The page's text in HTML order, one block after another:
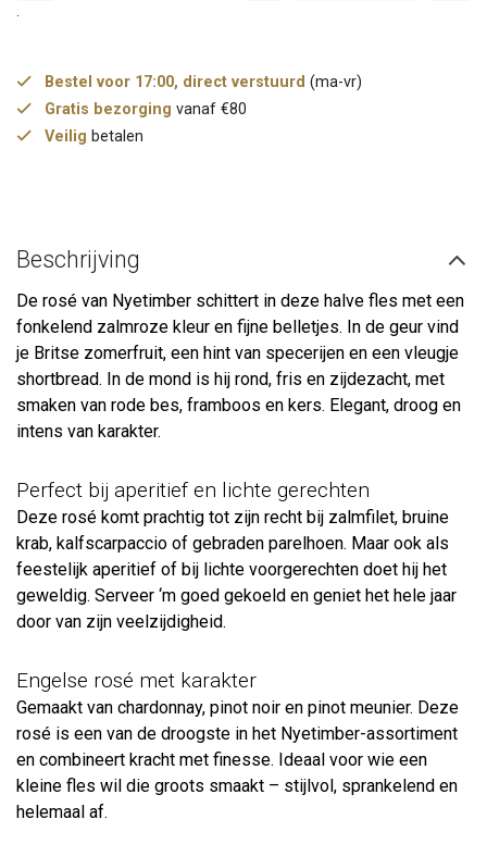
.
Bestel voor 17:00, direct verstuurd (ma-vr)
Gratis bezorging vanaf €80
Veilig betalen
Beschrijving
De rosé van Nyetimber schittert in deze halve fles met een
fonkelend zalmroze kleur en fijne belletjes. In de geur vind
je Britse zomerfruit, een hint van specerijen en een vleugje
shortbread. In de mond is hij rond, fris en zijdezacht, met
smaken van rode bes, framboos en kers. Elegant, droog en
intens van karakter.
Perfect bij aperitief en lichte gerechten
Deze rosé komt prachtig tot zijn recht bij zalmfilet, bruine
krab, kalfscarpaccio of gebraden parelhoen. Maar ook als
feestelijk aperitief of bij lichte voorgerechten doet hij het
geweldig. Serveer ‘m goed gekoeld en geniet het hele jaar
door van zijn veelzijdigheid.
Engelse rosé met karakter
Gemaakt van chardonnay, pinot noir en pinot meunier. Deze
rosé is een van de droogste in het Nyetimber-assortiment
en combineert kracht met finesse. Ideaal voor wie een
kleine fles wil die groots smaakt – stijlvol, sprankelend en
helemaal af.